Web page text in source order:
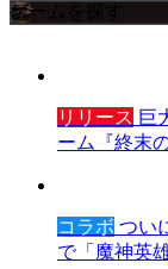
ゲームを探す
リリース 巨
ーム『終末
コラボ つい
で「魔神英